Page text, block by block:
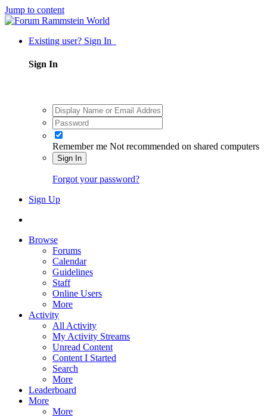
Jump to content
Existing user? Sign In
Sign In
Remember me Not recommended on shared computers
Sign In
Forgot your password?
Sign Up
Browse
Forums
Calendar
Guidelines
Staff
Online Users
More
Activity
All Activity
My Activity Streams
Unread Content
Content I Started
Search
More
Leaderboard
More
More